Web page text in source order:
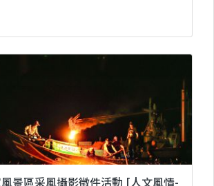
景區采風攝影徵件活動 [人文風情-